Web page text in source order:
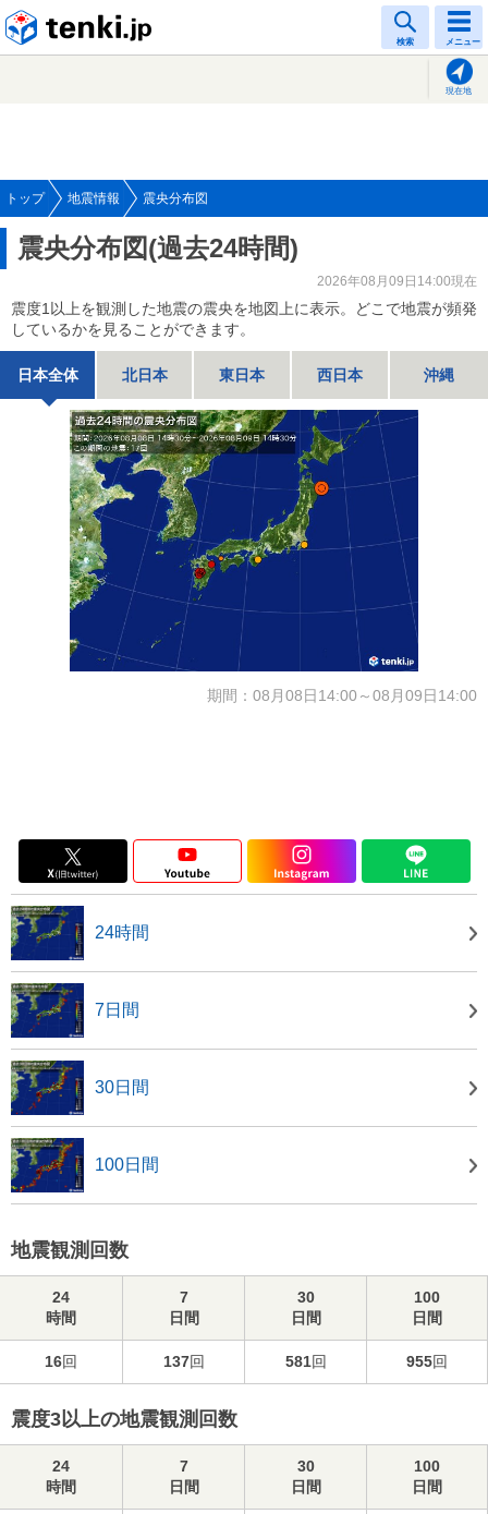
検索 メニュー
現在地
トップ 地震情報 震央分布図
震央分布図(過去24時間)
2026年08月09日14:00現在
震度1以上を観測した地震の震央を地図上に表示。どこで地震が頻発
しているかを見ることができます。
日本全体 北日本 東日本 西日本 沖縄
期間：08月08日14:00～08月09日14:00
24時間
7日間
30日間
100日間
地震観測回数
24
時間
7
日間
30
日間
100
日間
16回 137回 581回 955回
震度3以上の地震観測回数
24
時間
7
日間
30
日間
100
日間